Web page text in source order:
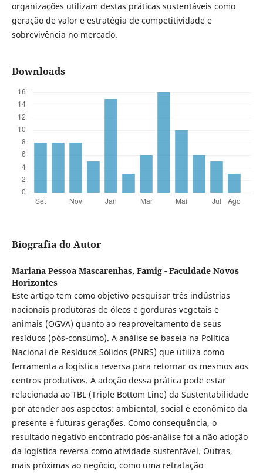
organizações utilizam destas práticas sustentáveis como
geração de valor e estratégia de competitividade e
sobrevivência no mercado.
Downloads
Biografia do Autor
Mariana Pessoa Mascarenhas, Famig - Faculdade Novos
Horizontes
Este artigo tem como objetivo pesquisar três indústrias
nacionais produtoras de óleos e gorduras vegetais e
animais (OGVA) quanto ao reaproveitamento de seus
resíduos (pós-consumo). A análise se baseia na Política
Nacional de Resíduos Sólidos (PNRS) que utiliza como
ferramenta a logística reversa para retornar os mesmos aos
centros produtivos. A adoção dessa prática pode estar
relacionada ao TBL (Triple Bottom Line) da Sustentabilidade
por atender aos aspectos: ambiental, social e econômico da
presente e futuras gerações. Como consequência, o
resultado negativo encontrado pós-análise foi a não adoção
da logística reversa como atividade sustentável. Outras,
mais próximas ao negócio, como uma retratação